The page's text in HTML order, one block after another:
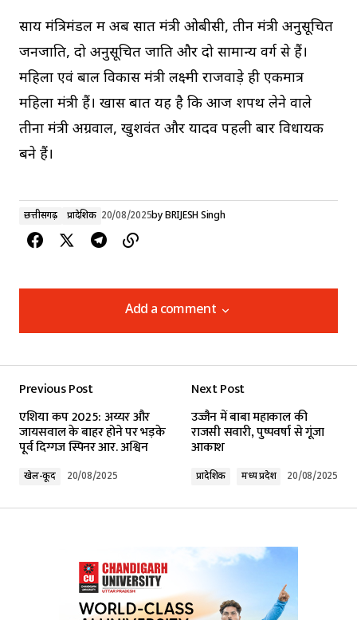
साय मंत्रिमंडल में अब सात मंत्री ओबीसी, तीन मंत्री अनुसूचित
जनजाति, दो अनुसूचित जाति और दो सामान्य वर्ग से हैं।
महिला एवं बाल विकास मंत्री लक्ष्मी राजवाड़े ही एकमात्र
महिला मंत्री हैं। खास बात यह है कि आज शपथ लेने वाले
तीनों मंत्री अग्रवाल, खुशवंत और यादव पहली बार विधायक
बने हैं।
छत्तीसगढ़ प्रादेशिक 20/08/2025byBRIJESH Singh
Add a comment
Add a comment
Required fields are marked*
Your Name*
Your E-mail*
Previous Post
एशिया कप 2025: अय्यर और
जायसवाल के बाहर होने पर भड़के
पूर्व दिग्गज स्पिनर आर. अश्विन
खेल-कूद 20/08/2025
Next Post
उज्जैन में बाबा महाकाल की
राजसी सवारी, पुष्पवर्षा से गूंजा
आकाश
प्रादेशिक मध्य प्रदेश 20/08/2025